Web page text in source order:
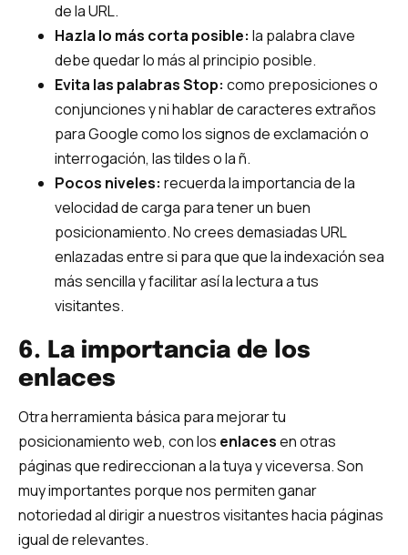
de la URL.
Hazla lo más corta posible: la palabra clave
debe quedar lo más al principio posible.
Evita las palabras Stop: como preposiciones o
conjunciones y ni hablar de caracteres extraños
para Google como los signos de exclamación o
interrogación, las tildes o la ñ.
Pocos niveles: recuerda la importancia de la
velocidad de carga para tener un buen
posicionamiento. No crees demasiadas URL
enlazadas entre si para que que la indexación sea
más sencilla y facilitar así la lectura a tus
visitantes.
6. La importancia de los
enlaces
Otra herramienta básica para mejorar tu
posicionamiento web, con los enlacesen otras
páginas que redireccionan a la tuya y viceversa. Son
muy importantes porque nos permiten ganar
notoriedad al dirigir a nuestros visitantes hacia páginas
igual de relevantes.